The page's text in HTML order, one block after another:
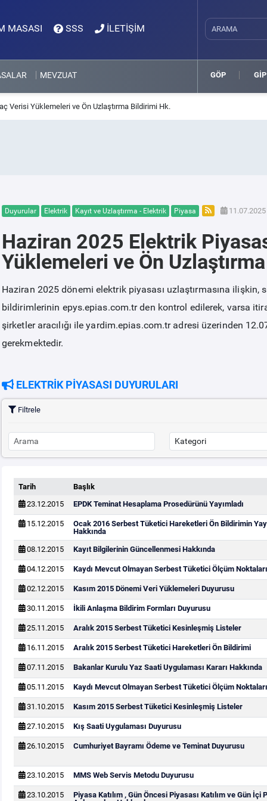
MASASI SSS İLETİŞİM
MEVZUAT GÖP GİP
Verisi Yüklemeleri ve Ön Uzlaştırma Bildirimi Hk.
Duyurular Elektrik Kayıt ve Uzlaştırma - Elektrik Piyasa
Haziran 2025 Elektrik
Yüklemeleri ve Ön
Haziran 2025 dönemi elektrik piyasası uzlaştırmasına ilişkin,
bildirimlerinin epys.epias.com.tr den kontrol edilerek, varsa
şirketler aracılığı ile yardim.epias.com.tr adresi üzerinden
gerekmektedir.
ELEKTRİK PİYASASI DUYURULARI
Filtrele
Tarih
Başlık
23.12.2015
EPDK Teminat Hesaplama Prosedürünü Yayımladı
15.12.2015
Ocak 2016 Serbest Tüketici Hareketleri Ön Bildirimin
Hakkında
08.12.2015
Kayıt Bilgilerinin Güncellenmesi Hakkında
04.12.2015 Kaydı Mevcut Olmayan Serbest Tüketici Ölçüm
02.12.2015 Kasım 2015 Dönemi Veri Yüklemeleri Duyurusu
30.11.2015 İkili Anlaşma Bildirim Formları Duyurusu
25.11.2015 Aralık 2015 Serbest Tüketici Kesinleşmiş Listeler
16.11.2015 Aralık 2015 Serbest Tüketici Hareketleri Ön Bildirimi
07.11.2015 Bakanlar Kurulu Yaz Saati Uygulaması Kararı Hakkında
05.11.2015 Kaydı Mevcut Olmayan Serbest Tüketici Ölçüm
31.10.2015 Kasım 2015 Serbest Tüketici Kesinleşmiş Listeler
27.10.2015 Kış Saati Uygulaması Duyurusu
26.10.2015 Cumhuriyet Bayramı Ödeme ve Teminat Duyurusu
23.10.2015 MMS Web Servis Metodu Duyurusu
23.10.2015
Piyasa Katılım , Gün Öncesi Piyasası Katılım ve Gün İçi